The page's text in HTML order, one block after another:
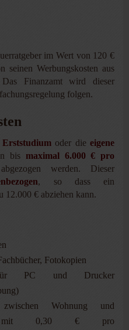
im Wert von 120 €
seinen Werbungskosten aus
Finanzamt wird dieser
folgen.
Erststudiumoder dieeigene
bis maximal 6.000 € pro
werden. Dieser
, so dass ein
12.000 € abziehen kann.
Fotokopien
für PC und Drucker
zwischen Wohnung und
mit 0,30 € pro